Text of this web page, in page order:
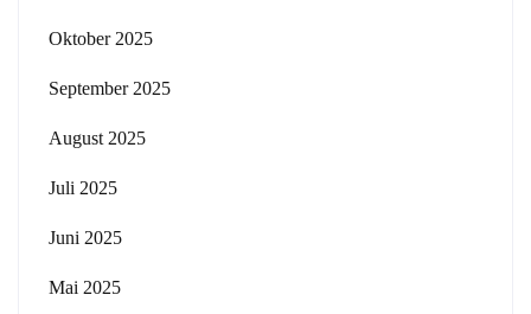
Oktober 2025
September 2025
August 2025
Juli 2025
Juni 2025
Mai 2025